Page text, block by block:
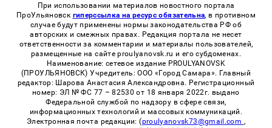
При использовании материалов новостного портала
ПроУльяновск гиперссылка на ресурс обязательна, в противном
случае будут применены нормы законодательства РФ об
авторских и смежных правах. Редакция портала не несет
ответственности за комментарии и материалы пользователей,
размещенные на сайте proulyanovsk.ru и его субдоменах.
Наименование: сетевое издание PROULYANOVSK
(ПРОУЛЬЯНОВСК) Учредитель: ООО «Город Самара». Главный
редактор: Шарова Анастасия Александровна. Регистрационный
номер: ЭЛ № ФС 77 – 82530 от 18 января 2022г. выдано
Федеральной службой по надзору в сфере связи,
информационных технологий и массовых коммуникаций.
Электронная почта редакции: (proulyanovsk73@gmail.com ,